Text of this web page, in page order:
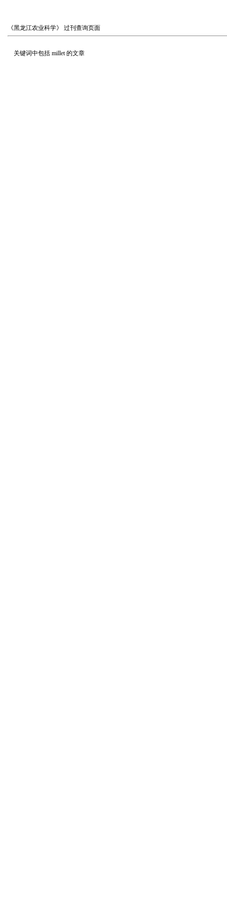
《黑龙江农业科学》 过刊查询页面
关键词中包括 millet的文章